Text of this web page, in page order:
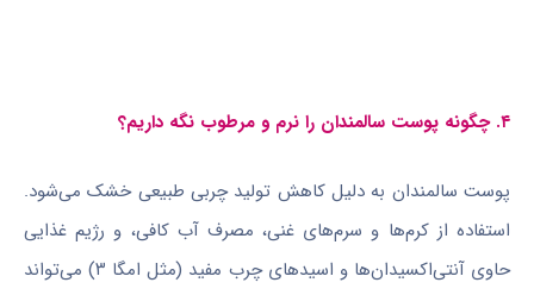
۴. چگونه پوست سالمندان را نرم و مرطوب نگه داریم؟
پوست سالمندان به دلیل کاهش تولید چربی طبیعی خشک می‌شود.
استفاده از کرم‌ها و سرم‌های غنی، مصرف آب کافی، و رژیم غذایی
حاوی آنتی‌اکسیدان‌ها و اسیدهای چرب مفید (مثل امگا ۳) می‌تواند